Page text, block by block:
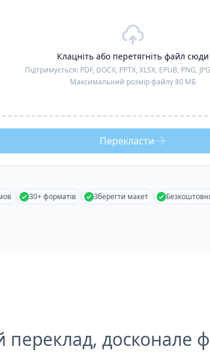
Клацніть або перетягніть файл сюди
Підтримується: PDF, DOCX, PPTX, XLSX, EPUB, PNG,
Максимальний розмір файлу 80 МБ
Перекласти
30+ форматів Зберегти макет
переклад, досконале